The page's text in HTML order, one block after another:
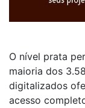
O nível prata
maioria dos
digitalizados
acesso